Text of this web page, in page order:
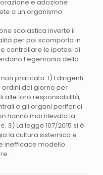
e adozione
a un organismo
scolastica inverte il
per poi scomporla in
controllare le ipotesi di
l’egemonia della
praticata. 1) I dirigenti
del giorno per
alle loro responsabilità,
e gli organi periferici
hanno mai rilevato la
3) La legge 107/2015 si è
la cultura sistemica e
inefficace modello